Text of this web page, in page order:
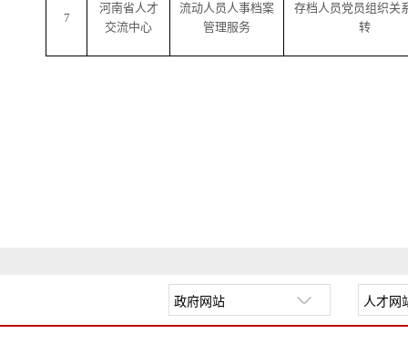
7
河南省人才
交流中心
流动人员人事档案
管理服务
存档人员党员组织关
转